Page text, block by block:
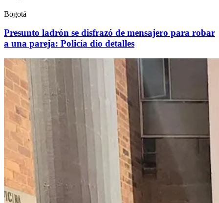
Bogotá
Presunto ladrón se disfrazó de mensajero para robar
a una pareja: Policía dio detalles